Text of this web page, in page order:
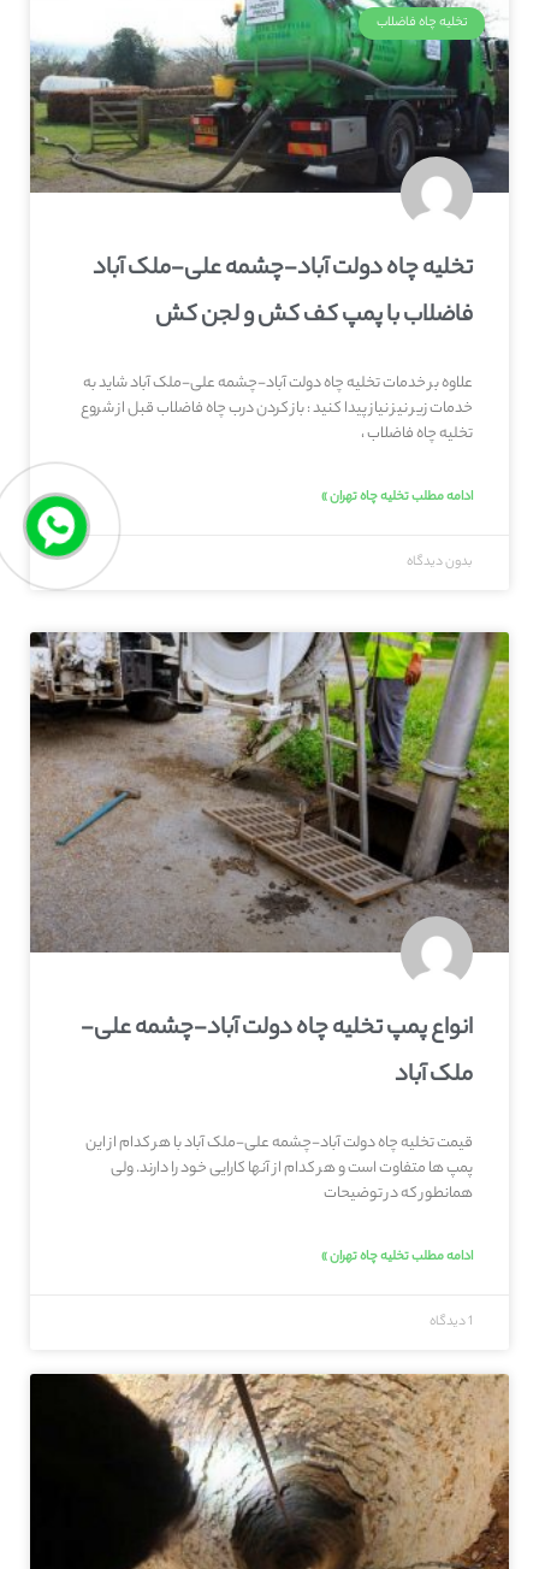
تخلیه چاه فاضلاب
تخلیه چاه دولت آباد-چشمه علی-ملک آباد
فاضلاب با پمپ کف کش و لجن کش
علاوه بر خدمات تخلیه چاه دولت آباد-چشمه علی-ملک آباد شاید به
خدمات زیر نیز نیاز پیدا کنید : باز کردن درب چاه فاضلاب قبل از شروع
تخلیه چاه فاضلاب ،
ادامه مطلب تخلیه چاه تهران »
بدون دیدگاه
انواع پمپ تخلیه چاه دولت آباد-چشمه علی-
ملک آباد
قیمت تخلیه چاه دولت آباد-چشمه علی-ملک آباد با هر کدام از این
پمپ ها متفاوت است و هر کدام از آنها کارایی خود را دارند. ولی
همانطور که در توضیحات
ادامه مطلب تخلیه چاه تهران »
1 دیدگاه